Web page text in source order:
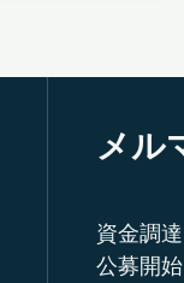
メル
資金調
公募開